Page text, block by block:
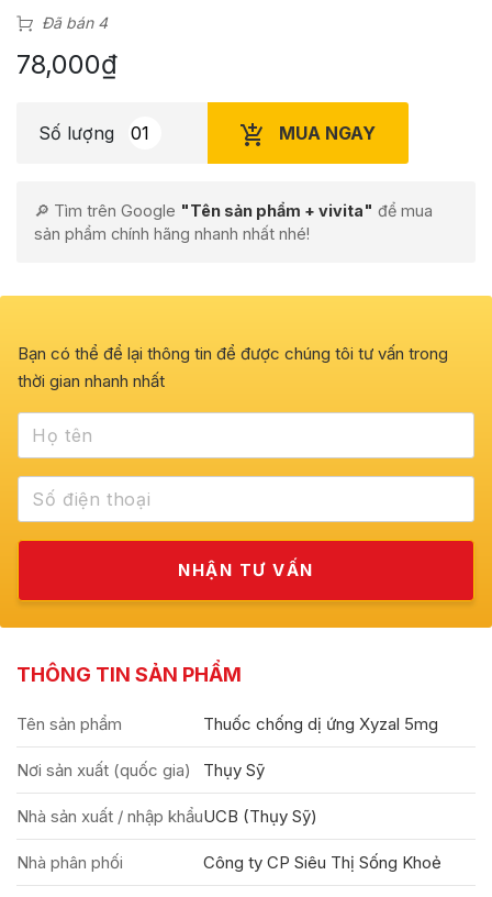
Đã bán 4
78,000₫
Số lượng MUA NGAY
🔎 Tìm trên Google "Tên sản phẩm + vivita" để mua
sản phẩm chính hãng nhanh nhất nhé!
Bạn có thể để lại thông tin để được chúng tôi tư vấn trong
thời gian nhanh nhất
THÔNG TIN SẢN PHẨM
Tên sản phẩm Thuốc chống dị ứng Xyzal 5mg
Nơi sản xuất (quốc gia) Thụy Sỹ
Nhà sản xuất / nhập khẩuUCB (Thụy Sỹ)
Nhà phân phối Công ty CP Siêu Thị Sống Khoẻ